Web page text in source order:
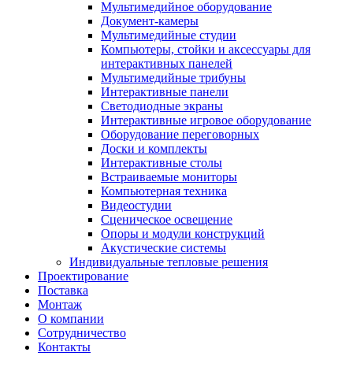
Мультимедийное оборудование
Документ-камеры
Мультимедийные студии
Компьютеры, стойки и аксессуары для
интерактивных панелей
Мультимедийные трибуны
Интерактивные панели
Светодиодные экраны
Интерактивные игровое оборудование
Оборудование переговорных
Доски и комплекты
Интерактивные столы
Встраиваемые мониторы
Компьютерная техника
Видеостудии
Cценическое освещение
Опоры и модули конструкций
Акустические системы
Индивидуальные тепловые решения
Проектирование
Поставка
Монтаж
О компании
Сотрудничество
Контакты